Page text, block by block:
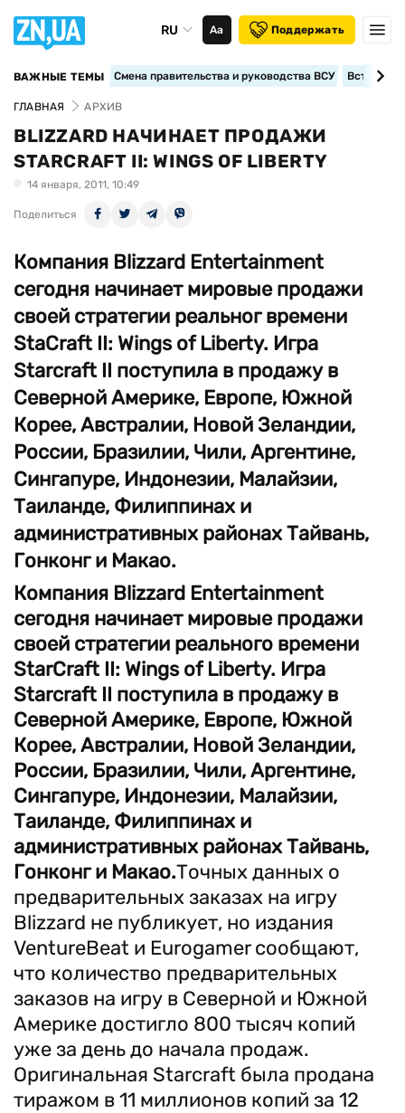
RU Аа Поддержать
ВАЖНЫЕ ТЕМЫ Смена правительства и руководства ВСУ
ГЛАВНАЯ АРХИВ
BLIZZARD НАЧИНАЕТ ПРОДАЖИ
STARCRAFT II: WINGS OF LIBERTY
14 января, 2011, 10:49
Поделиться
Компания Blizzard Entertainment
сегодня начинает мировые продажи
своей стратегии реальног времени
StaCraft II: Wings of Liberty. Игра
Starсraft II поступила в продажу в
Северной Америке, Европе, Южной
Корее, Австралии, Новой Зеландии,
России, Бразилии, Чили, Аргентине,
Сингапуре, Индонезии, Малайзии,
Таиланде, Филиппинах и
административных районах Тайвань,
Гонконг и Макао.
Компания Blizzard Entertainment
сегодня начинает мировые продажи
своей стратегии реального времени
StarCraft II: Wings of Liberty. Игра
Starсraft II поступила в продажу в
Северной Америке, Европе, Южной
Корее, Австралии, Новой Зеландии,
России, Бразилии, Чили, Аргентине,
Сингапуре, Индонезии, Малайзии,
Таиланде, Филиппинах и
административных районах Тайвань,
Гонконг и Макао.Точных данных о
предварительных заказах на игру
Blizzard не публикует, но издания
VentureBeat и Eurogamer сообщают,
что количество предварительных
заказов на игру в Северной и Южной
Америке достигло 800 тысяч копий
уже за день до начала продаж.
Оригинальная Starcraft была продана
тиражом в 11 миллионов копий за 12